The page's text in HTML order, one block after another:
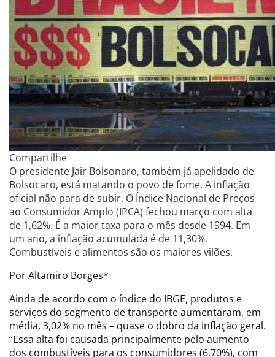
Compartilhe
O presidente Jair Bolsonaro, também já apelidado de
Bolsocaro, está matando o povo de fome. A inflação
oficial não para de subir. O Índice Nacional de Preços
ao Consumidor Amplo (IPCA) fechou março com alta
de 1,62%. É a maior taxa para o mês desde 1994. Em
um ano, a inflação acumulada é de 11,30%.
Combustíveis e alimentos são os maiores vilões.
Por Altamiro Borges*
Ainda de acordo com o índice do IBGE, produtos e
serviços do segmento de transporte aumentaram, em
média, 3,02% no mês – quase o dobro da inflação geral.
“Essa alta foi causada principalmente pelo aumento
dos combustíveis para os consumidores (6,70%), com